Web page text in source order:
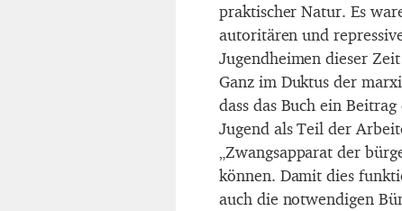
praktischer Natur. Es
autoritären und
Jugendheimen dieser
Ganz im Duktus der
dass das Buch ein
Jugend als Teil der
„Zwangsapparat der
können. Damit dies
auch die notwendigen